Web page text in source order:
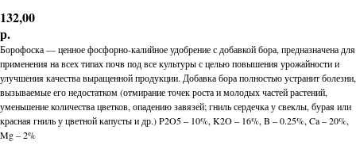
132,00
р.
Борофоска — ценное фосфорно-калийное удобрение с добавкой бора, предназначена для
применения на всех типах почв под все культуры с целью повышения урожайности и
улучшения качества выращенной продукции. Добавка бора полностью устранит болезни,
вызываемые его недостатком (отмирание точек роста и молодых частей растений,
уменьшение количества цветков, опадению завязей; гниль сердечка у свеклы, бурая или
красная гниль у цветной капусты и др.) P2O5 – 10%, K2O – 16%, B – 0.25%, Ca – 20%,
Mg – 2%